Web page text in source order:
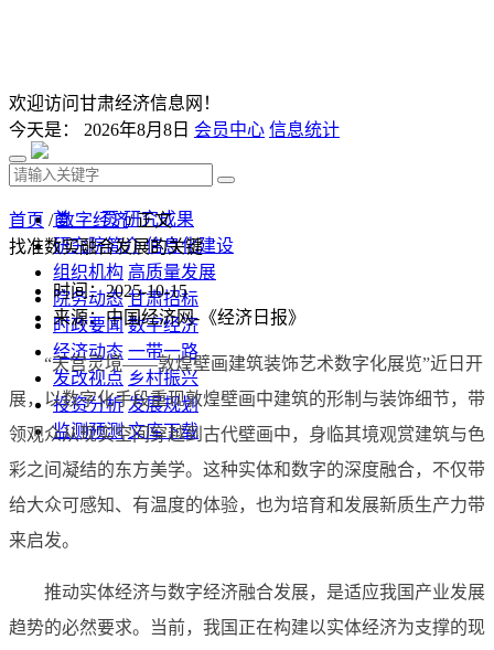
欢迎访问甘肃经济信息网！
今天是： 2026年8月8日 会员中心 信息统计
首 页 研究成果
研究院简介 信息化建设
组织机构 高质量发展
院务动态 甘肃招标
时政要闻 数字经济
经济动态 一带一路
发改视点 乡村振兴
投资分析 发展规划
监测预测 文库下载
首页 /数字经济/ 正文
找准数实融合发展的关键
时间：2025-10-15
来源：中国经济网-《经济日报》
“天宫灵境——敦煌壁画建筑装饰艺术数字化展览”近日开
展，以数字化手段重现敦煌壁画中建筑的形制与装饰细节，带
领观众从现实空间穿越到古代壁画中，身临其境观赏建筑与色
彩之间凝结的东方美学。这种实体和数字的深度融合，不仅带
给大众可感知、有温度的体验，也为培育和发展新质生产力带
来启发。
推动实体经济与数字经济融合发展，是适应我国产业发展
趋势的必然要求。当前，我国正在构建以实体经济为支撑的现